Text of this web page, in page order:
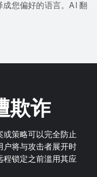
您偏好的语言。AI 翻
欺诈
或策略可以完全防止
户将与攻击者展开时
程锁定之前滥用其应